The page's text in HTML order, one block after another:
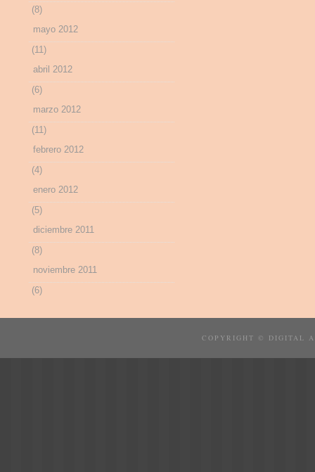
(8)
mayo 2012
(11)
abril 2012
(6)
marzo 2012
(11)
febrero 2012
(4)
enero 2012
(5)
diciembre 2011
(8)
noviembre 2011
(6)
COPYRIGHT © DIGITAL